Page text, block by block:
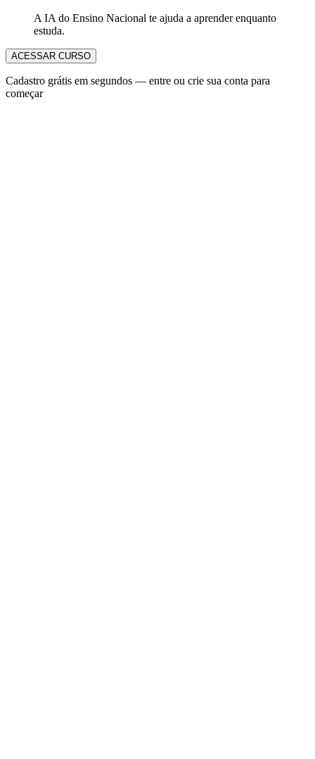
A IA do Ensino Nacional te ajuda a aprender enquanto
estuda.
ACESSAR CURSO
Cadastro grátis em segundos — entre ou crie sua conta para
começar